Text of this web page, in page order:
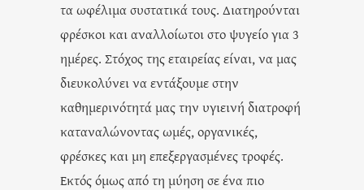
τα ωφέλιμα συστατικά τους. Διατηρούνται
φρέσκοι και αναλλοίωτοι στο ψυγείο για 3
ημέρες. Στόχος της εταιρείας είναι, να μας
διευκολύνει να εντάξουμε στην
καθημερινότητά μας την υγιεινή διατροφή
καταναλώνοντας ωμές, οργανικές,
φρέσκες και μη επεξεργασμένες τροφές.
Εκτός όμως από τη μύηση σε ένα πιο